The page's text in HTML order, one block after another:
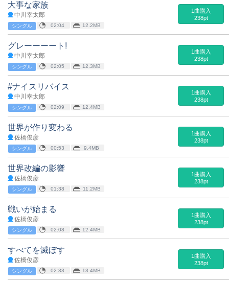
大事な家族
中川幸太郎
シングル 02:04 12.2MB
1曲購入
238pt
グレーーーート!
中川幸太郎
シングル 02:05 12.3MB
1曲購入
238pt
#ナイスリバイス
中川幸太郎
シングル 02:09 12.4MB
1曲購入
238pt
世界が作り変わる
佐橋俊彦
シングル 00:53 9.4MB
1曲購入
238pt
世界改編の影響
佐橋俊彦
シングル 01:38 11.2MB
1曲購入
238pt
戦いが始まる
佐橋俊彦
シングル 02:08 12.4MB
1曲購入
238pt
すべてを滅ぼす
佐橋俊彦
シングル 02:33 13.4MB
1曲購入
238pt